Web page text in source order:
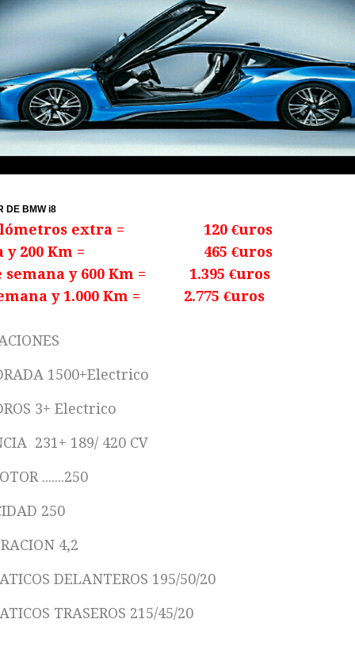
DE BMW i8
Kilómetros extra = 120 €uros
y 200 Km = 465 €uros
semana y 600 Km = 1.395 €uros
y 1.000 Km = 2.775 €uros
1500+Electrico
3+ Electrico
231+ 189/ 420 CV
.......250
250
4,2
DELANTEROS 195/50/20
TRASEROS 215/45/20